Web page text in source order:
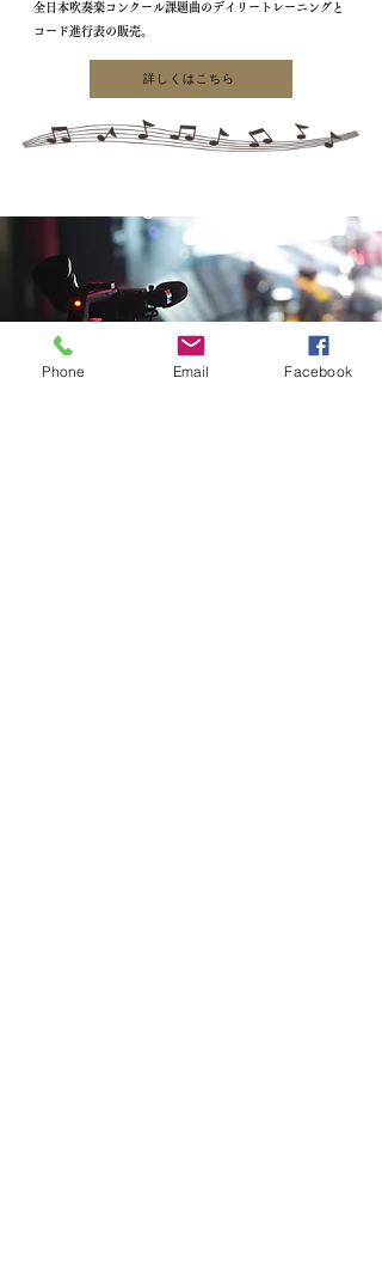
全日本吹奏楽コンクール課題曲のデイリートレーニングと
コード進行表の販売。
詳しくはこちら
Phone Email Facebook